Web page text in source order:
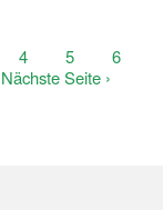
Page
4 Page
5 Page
6
Nächste
Nächste Seite ›